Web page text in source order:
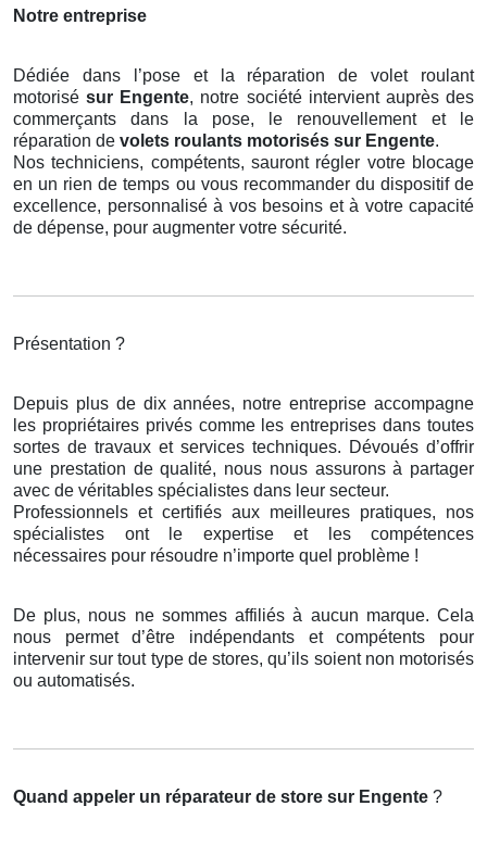
Notre entreprise
Dédiée dans l’pose et la réparation de volet roulant
motorisésur Engente, notre société intervient auprès des
commerçants dans la pose, le renouvellement et le
réparation de volets roulants motorisés sur Engente.
Nos techniciens, compétents, sauront régler votre blocage
en un rien de temps ou vous recommander du dispositif de
excellence, personnalisé à vos besoins et à votre capacité
de dépense, pour augmenter votre sécurité.
Présentation ?
Depuis plus de dix années, notre entreprise accompagne
les propriétaires privés comme les entreprises dans toutes
sortes de travaux et services techniques. Dévoués d’offrir
une prestation de qualité, nous nous assurons à partager
avec de véritables spécialistes dans leur secteur.
Professionnels et certifiés aux meilleures pratiques, nos
spécialistes ont le expertise et les compétences
nécessaires pour résoudre n’importe quel problème !
De plus, nous ne sommes affiliés à aucun marque. Cela
nous permet d’être indépendants et compétents pour
intervenir sur tout type de stores, qu’ils soient non motorisés
ou automatisés.
Quand appeler un réparateur de store sur Engente ?